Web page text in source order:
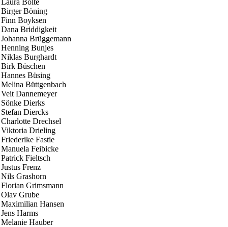
Laura Bolte
Birger Böning
Finn Boyksen
Dana Briddigkeit
Johanna Brüggemann
Henning Bunjes
Niklas Burghardt
Birk Büschen
Hannes Büsing
Melina Büttgenbach
Veit Dannemeyer
Sönke Dierks
Stefan Diercks
Charlotte Drechsel
Viktoria Drieling
Friederike Fastie
Manuela Feibicke
Patrick Fieltsch
Justus Frenz
Nils Grashorn
Florian Grimsmann
Olav Grube
Maximilian Hansen
Jens Harms
Melanie Hauber